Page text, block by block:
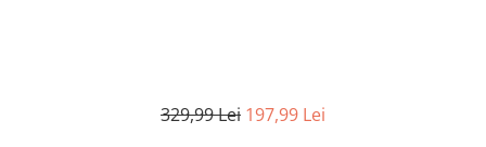
329,99 Lei 197,99 Lei